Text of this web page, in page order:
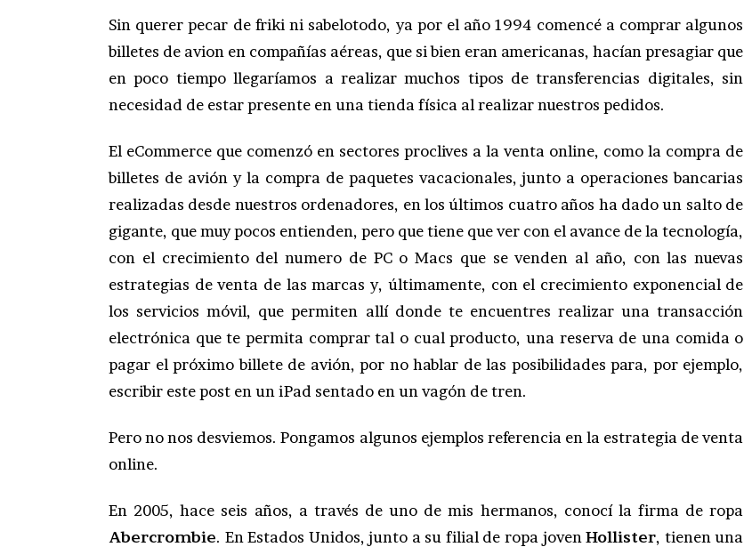
Sin querer pecar de friki ni sabelotodo, ya por el año 1994 comencé a comprar algunos
billetes de avion en compañías aéreas, que si bien eran americanas, hacían presagiar que
en poco tiempo llegaríamos a realizar muchos tipos de transferencias digitales, sin
necesidad de estar presente en una tienda física al realizar nuestros pedidos.
El eCommerce que comenzó en sectores proclives a la venta online, como la compra de
billetes de avión y la compra de paquetes vacacionales, junto a operaciones bancarias
realizadas desde nuestros ordenadores, en los últimos cuatro años ha dado un salto de
gigante, que muy pocos entienden, pero que tiene que ver con el avance de la tecnología,
con el crecimiento del numero de PC o Macs que se venden al año, con las nuevas
estrategias de venta de las marcas y, últimamente, con el crecimiento exponencial de
los servicios móvil, que permiten allí donde te encuentres realizar una transacción
electrónica que te permita comprar tal o cual producto, una reserva de una comida o
pagar el próximo billete de avión, por no hablar de las posibilidades para, por ejemplo,
escribir este post en un iPad sentado en un vagón de tren.
Pero no nos desviemos. Pongamos algunos ejemplos referencia en la estrategia de venta
online.
En 2005, hace seis años, a través de uno de mis hermanos, conocí la firma de ropa
Abercrombie. En Estados Unidos, junto a su filial de ropa jovenHollister, tienen una